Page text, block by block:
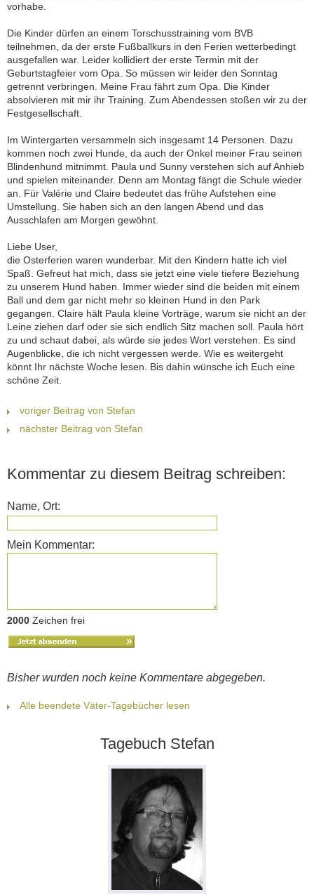
vorhabe.
Die Kinder dürfen an einem Torschusstraining vom BVB
teilnehmen, da der erste Fußballkurs in den Ferien wetterbedingt
ausgefallen war. Leider kollidiert der erste Termin mit der
Geburtstagfeier vom Opa. So müssen wir leider den Sonntag
getrennt verbringen. Meine Frau fährt zum Opa. Die Kinder
absolvieren mit mir ihr Training. Zum Abendessen stoßen wir zu der
Festgesellschaft.
Im Wintergarten versammeln sich insgesamt 14 Personen. Dazu
kommen noch zwei Hunde, da auch der Onkel meiner Frau seinen
Blindenhund mitnimmt. Paula und Sunny verstehen sich auf Anhieb
und spielen miteinander. Denn am Montag fängt die Schule wieder
an. Für Valérie und Claire bedeutet das frühe Aufstehen eine
Umstellung. Sie haben sich an den langen Abend und das
Ausschlafen am Morgen gewöhnt.
Liebe User,
die Osterferien waren wunderbar. Mit den Kindern hatte ich viel
Spaß. Gefreut hat mich, dass sie jetzt eine viele tiefere Beziehung
zu unserem Hund haben. Immer wieder sind die beiden mit einem
Ball und dem gar nicht mehr so kleinen Hund in den Park
gegangen. Claire hält Paula kleine Vorträge, warum sie nicht an der
Leine ziehen darf oder sie sich endlich Sitz machen soll. Paula hört
zu und schaut dabei, als würde sie jedes Wort verstehen. Es sind
Augenblicke, die ich nicht vergessen werde. Wie es weitergeht
könnt Ihr nächste Woche lesen. Bis dahin wünsche ich Euch eine
schöne Zeit.
voriger Beitrag von Stefan
nächster Beitrag von Stefan
Kommentar zu diesem Beitrag schreiben:
Name, Ort:
Mein Kommentar:
2000 Zeichen frei
Bisher wurden noch keine Kommentare abgegeben.
Alle beendete Väter-Tagebücher lesen
Tagebuch Stefan